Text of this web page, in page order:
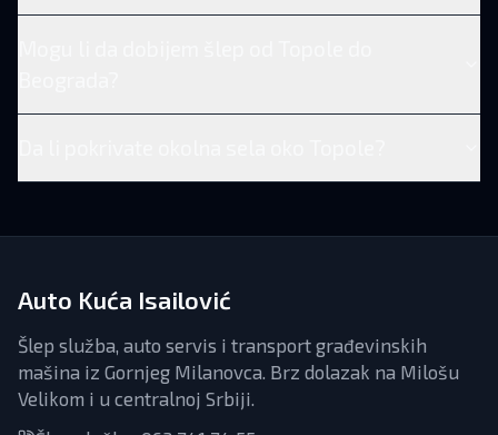
Auto Kuća Isailović
Šlep služba, auto servis i transport građevinskih
mašina iz Gornjeg Milanovca. Brz dolazak na Milošu
Velikom i u centralnoj Srbiji.